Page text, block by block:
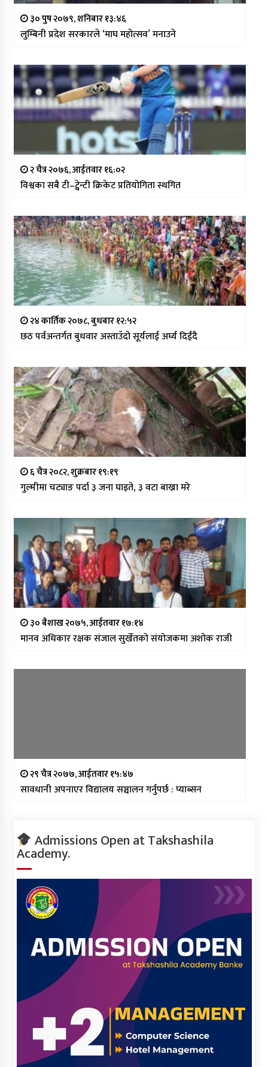
३० पुष २०७९, शनिबार १३:४६
लुम्बिनी प्रदेश सरकारले ‘माघ महोत्सव’ मनाउने
२ चैत्र २०७६, आईतवार १६:०२
विश्वका सबै टी–ट्वेन्टी क्रिकेट प्रतियोगिता स्थगित
२४ कार्तिक २०७८, बुधबार १२:५२
छठ पर्वअन्तर्गत बुधवार अस्ताउँदो सूर्यलाई अर्घ्य दिईंदै
६ चैत्र २०८२, शुक्रबार १९:१९
गुल्मीमा चट्याङ पर्दा ३ जना घाइते, ३ वटा बाख्रा मरे
३० बैशाख २०७५, आईतवार १७:१४
मानव अधिकार रक्षक संजाल सुर्खेतको संयोजकमा अशोक राजी
२९ चैत्र २०७७, आईतवार १५:४७
सावधानी अपनाएर विद्यालय सञ्चालन गर्नुपर्छ : प्याब्सन
Admissions Open at Takshashila
Academy.